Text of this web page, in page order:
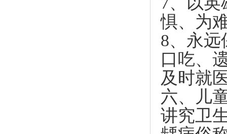
惧、为
8、永
口吃、
及时就
六、儿
讲究卫